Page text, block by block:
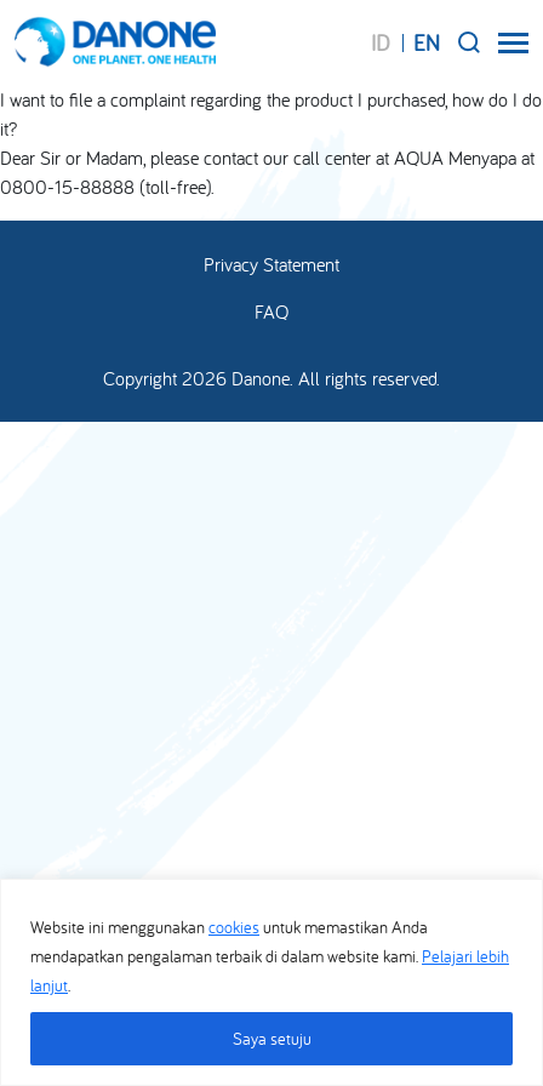
Website ini menggunakancookiesuntuk memastikan Anda
mendapatkan pengalaman terbaik di dalam website kami. Pelajari lebih
lanjut
Saya setuju
ID EN
SEARCH
I want to file a complaint regarding the product I purchased, how do I do
it?
Dear Sir or Madam, please contact our call center at AQUA Menyapa at
0800-15-88888 (toll-free).
Copyright 2026 Danone. All rights reserved.
Privacy Statement
FAQ